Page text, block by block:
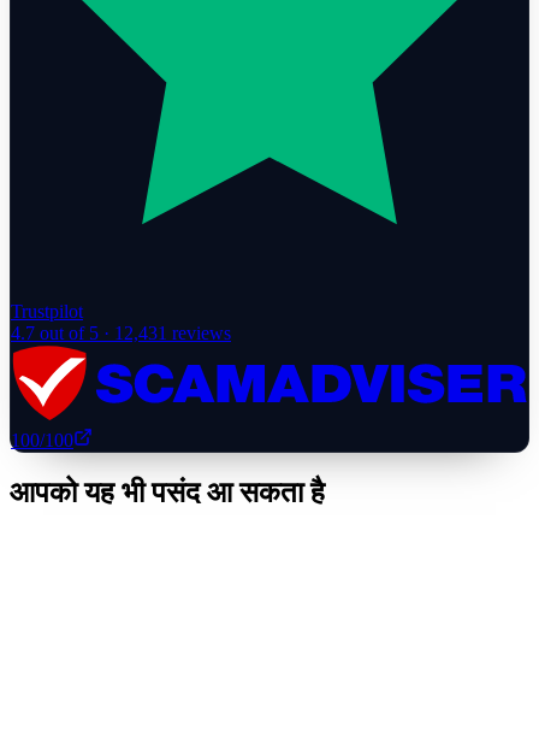
Trustpilot
4.7 out of 5 · 12,431 reviews
100/100
आपको यह भी पसंद आ सकता है